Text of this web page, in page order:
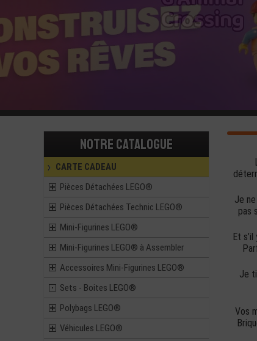
Crossing
Notre catalogue
CARTE CADEAU
Pièces Détachées LEGO®
Pièces Détachées Technic LEGO®
Mini-Figurines LEGO®
Mini-Figurines LEGO® à Assembler
Accessoires Mini-Figurines LEGO®
Sets - Boites LEGO®
Polybags LEGO®
Véhicules LEGO®
Je
pas
Et
Je
Vos